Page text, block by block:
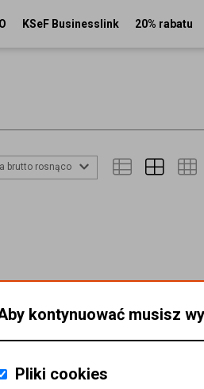
KSeF Businesslink 20% rabatu
brutto rosnąco
kontynuować musisz
Pliki cookies